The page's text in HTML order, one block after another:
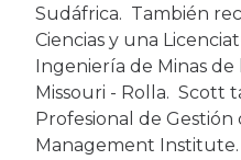
Sudáfrica. También
Ciencias y una
Ingeniería de Minas
Missouri - Rolla. Scott
Profesional de
Management